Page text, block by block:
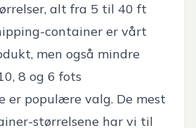
alt fra 5 til 40 ft
container er vårt
men også mindre
8 og 6 fots
er populære valg. De mest
størrelsene har vi til